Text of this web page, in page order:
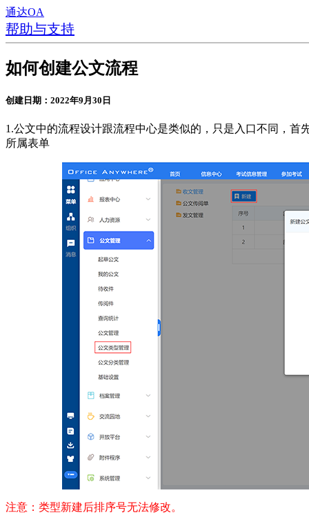
通达OA
帮助与支持
如何创建公文流程
创建日期：2022年9月30日
1.公文中的流程设计跟流程中心是类似的，只是入口不同，
所属表单
注意：类型新建后排序号无法修改。